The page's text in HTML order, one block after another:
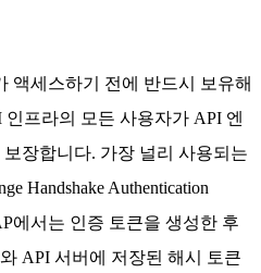
액세스하기 전에 반드시 보유해
프라의 모든 사용자가 API 엔
장합니다. 가장 널리 사용되는
Handshake Authentication
에서는 인증 토큰을 생성한 후
API 서버에 저장된 해시 토큰